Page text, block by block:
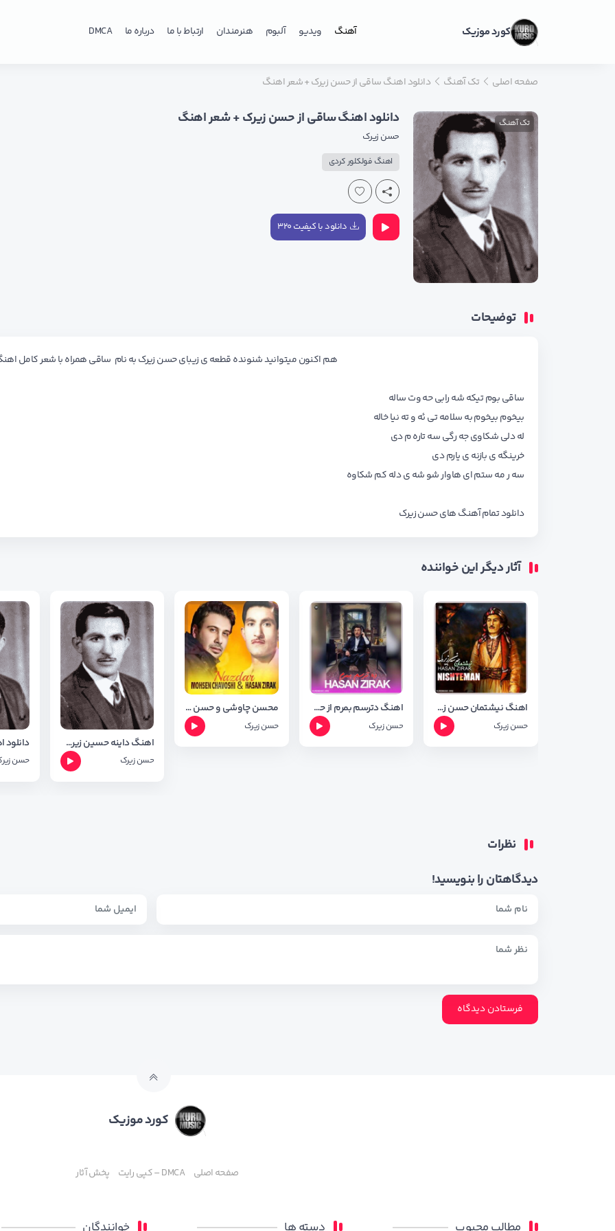
کورد موزیک آهنگ ویدیو آلبوم هنرمندان ارتباط با ما درباره ما DMCA
صفحه اصلی تک آهنگ دانلود اهنگ ساقی از حسن زیرک + شعر اهنگ
تک آهنگ دانلود اهنگ ساقی از حسن زیرک + شعر اهنگ
حسن زیرک
اهنگ فولکلور کردی
دانلود با کیفیت ۳۲۰
توضیحات
هم اکنون میتوانید شنونده قطعه ی زیبای حسن زیرک به نام ساقی همراه با شعر کامل
ساقی بوم تیکه شه رابی حه وت ساله
بیخوم بیخوم به سلامه تی ئه و ته نیا خاله
له دلی شکاوی جه رگی سه تاره م دی
خرینگه ی بازنه ی یارم دی
سه ر مه ستم ای هاوار شو شه ی دله کم شکاوه
دانلود تمام آهنگ هایحسن زیرک
آثار دیگر این خواننده
اهنگ نیشتمان حسن زیرک + متن آهنگ
حسن زیرک
اهنگ دترسم بمرم از حسن زیرک (ده ترسم بمرم ) ریمیکس بهمن فرجی
حسن زیرک
محسن چاوشی و حسن زیرک اهنگ نازدار نازدار + تکست اهنگ
حسن زیرک
اهنگ داینه حسین زیرک ( داینی تو داینی )
حسن زیرک حسن
نظرات
دیدگاهتان را بنویسید!
کورد موزیک
صفحه اصلی DMCA – کپی رایت پخش آثار